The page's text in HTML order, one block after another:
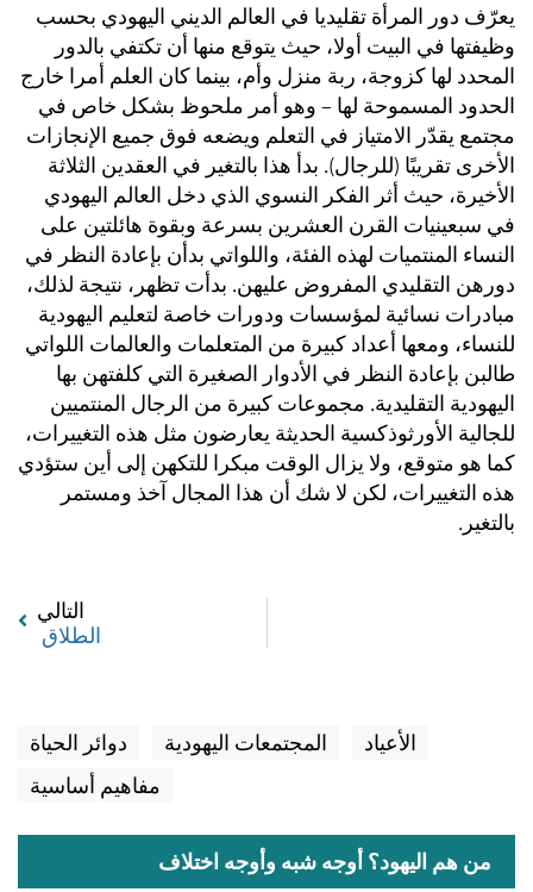
يعرّف دور المرأة تقليديا في العالم الديني اليهودي بحسب
وظيفتها في البيت أولا، حيث يتوقع منها أن تكتفي بالدور
المحدد لها كزوجة، ربة منزل وأم، بينما كان العلم أمرا خارج
الحدود المسموحة لها – وهو أمر ملحوظ بشكل خاص في
مجتمع يقدّر الامتياز في التعلم ويضعه فوق جميع الإنجازات
الأخرى تقريبًا (للرجال). بدأ هذا بالتغير في العقدين الثلاثة
الأخيرة، حيث أثر الفكر النسوي الذي دخل العالم اليهودي
في سبعينيات القرن العشرين بسرعة وبقوة هائلتين على
النساء المنتميات لهذه الفئة، واللواتي بدأن بإعادة النظر في
دورهن التقليدي المفروض عليهن. بدأت تظهر، نتيجة لذلك،
مبادرات نسائية لمؤسسات ودورات خاصة لتعليم اليهودية
للنساء، ومعها أعداد كبيرة من المتعلمات والعالمات اللواتي
طالبن بإعادة النظر في الأدوار الصغيرة التي كلفتهن بها
اليهودية التقليدية. مجموعات كبيرة من الرجال المنتميين
للجالية الأورثوذكسية الحديثة يعارضون مثل هذه التغييرات،
كما هو متوقع، ولا يزال الوقت مبكرا للتكهن إلى أين ستؤدي
هذه التغييرات، لكن لا شك أن هذا المجال آخذ ومستمر
بالتغير.
التالي
الطلاق
الأعياد المجتمعات اليهودية
دوائر الحياة
مفاهيم أساسية
من هم اليهود؟ أوجه شبه وأوجه اختلاف